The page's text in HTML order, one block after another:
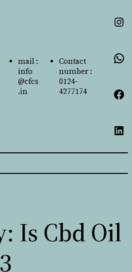
mail :
info
@cfcs
.in
Contact
number :
0124-
4277174
Is Cbd Oil